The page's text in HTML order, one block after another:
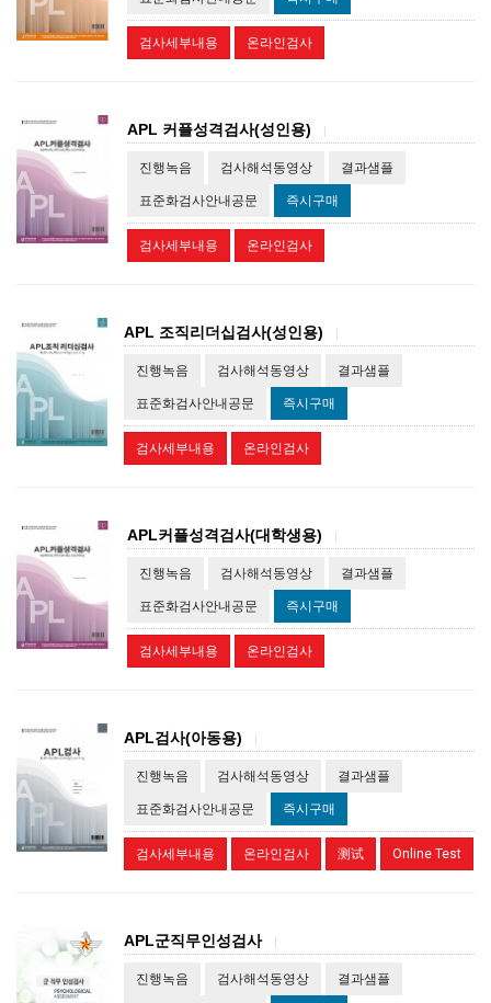
검사세부내용 온라인검사
APL 커플성격검사(성인용)
진행녹음 검사해석동영상 결과샘플
표준화검사안내공문 즉시구매
검사세부내용 온라인검사
APL 조직리더십검사(성인용)
진행녹음 검사해석동영상 결과샘플
표준화검사안내공문 즉시구매
검사세부내용 온라인검사
APL커플성격검사(대학생용)
진행녹음 검사해석동영상 결과샘플
표준화검사안내공문 즉시구매
검사세부내용 온라인검사
APL검사(아동용)
진행녹음 검사해석동영상 결과샘플
표준화검사안내공문 즉시구매
검사세부내용 온라인검사 测试 Online Test
APL군직무인성검사
진행녹음 검사해석동영상 결과샘플